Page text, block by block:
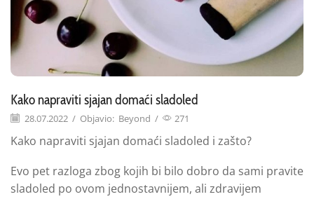
Kako napraviti sjajan domaći sladoled
28.07.2022 / Objavio: Beyond / 271
Kako napraviti sjajan domaći sladoled i zašto?
Evo pet razloga zbog kojih bi bilo dobro da sami pravite
sladoled po ovom jednostavnijem, ali zdravijem